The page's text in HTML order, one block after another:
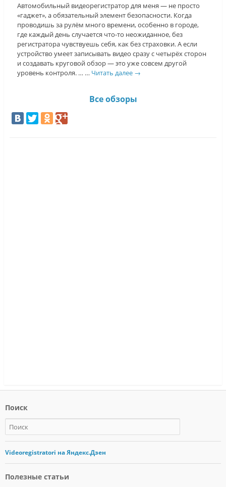
Автомобильный видеорегистратор для меня — не просто
«гаджет», а обязательный элемент безопасности. Когда
проводишь за рулём много времени, особенно в городе,
где каждый день случается что-то неожиданное, без
регистратора чувствуешь себя, как без страховки. А если
устройство умеет записывать видео сразу с четырёх сторон
и создавать круговой обзор — это уже совсем другой
уровень контроля. … … Читать далее →
Все обзоры
Поиск
Videoregistratori на Яндекс.Дзен
Полезные статьи